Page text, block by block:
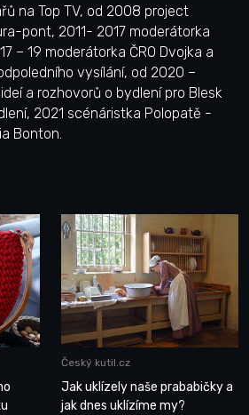
na Top TV, od 2008 project
pont, 2011- 2017 moderátorka
– 19 moderátorka ČRO Dvojka a
vysílání, od 2020 –
a rozhovorů o bydlení pro Blesk
2021 scénáristka Polopatě -
Bonton.
Český kutil.cz
Jak uklízely naše prababičky a
jak dnes uklízíme my?